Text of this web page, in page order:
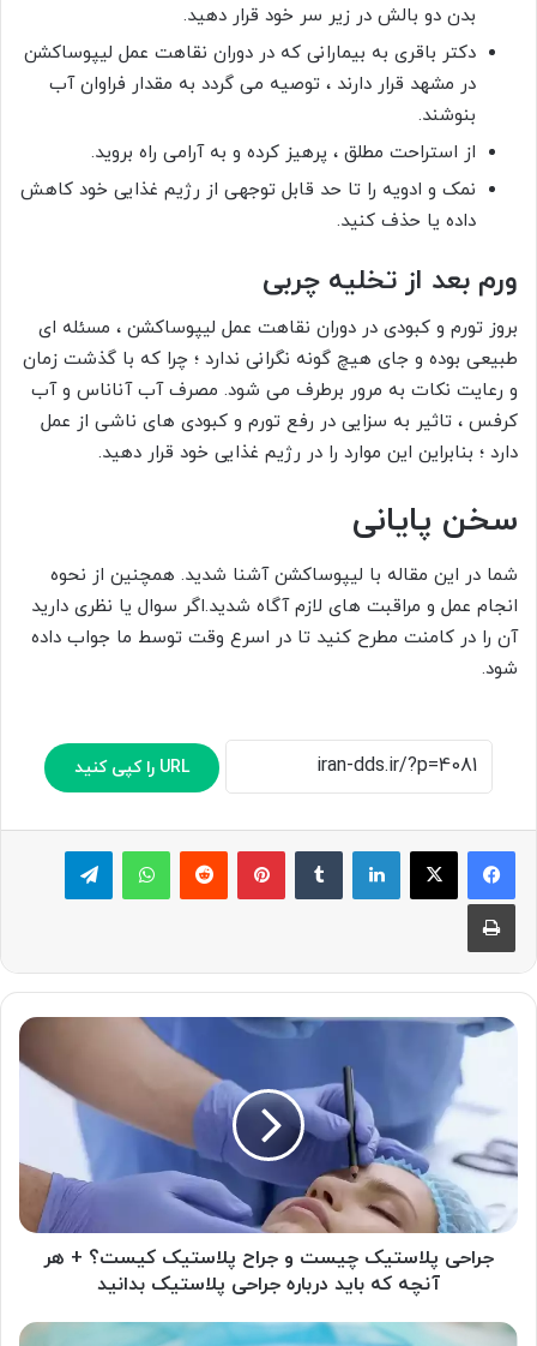
بدن دو بالش در زیر سر خود قرار دهید.
دکتر باقری به بیمارانی که در دوران نقاهت عمل لیپوساکشن
در مشهد قرار دارند ، توصیه می گردد به مقدار فراوان آب
بنوشند.
از استراحت مطلق ، پرهیز کرده و به آرامی راه بروید.
نمک و ادویه را تا حد قابل توجهی از رژیم غذایی خود کاهش
داده یا حذف کنید.
ورم بعد از تخلیه چربی
بروز تورم و کبودی در دوران نقاهت عمل لیپوساکشن ، مسئله ای
طبیعی بوده و جای هیچ گونه نگرانی ندارد ؛ چرا که با گذشت زمان
و رعایت نکات به مرور برطرف می شود. مصرف آب آناناس و آب
کرفس ، تاثیر به سزایی در رفع تورم و کبودی های ناشی از عمل
دارد ؛ بنابراین این موارد را در رژیم غذایی خود قرار دهید.
سخن پایانی
شما در این مقاله با لیپوساکشن آشنا شدید. همچنین از نحوه
انجام عمل و مراقبت های لازم آگاه شدید.اگر سوال یا نظری دارید
آن را در کامنت مطرح کنید تا در اسرع وقت توسط ما جواب داده
شود.
URL را کپی کنید
لینکدین ‫تامبلر پینترست‫رددیت واتس آپ تلگرام
چاپ
جراحی
پلاستیک
پلاستیک
کیست؟
هر
آنچه
درباره
جراحی پلاستیک چیست و جراح پلاستیک کیست؟ + هر
آنچه که باید درباره جراحی پلاستیک بدانید
اختلالات